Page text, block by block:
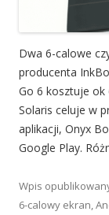
Dwa 6-calowe
producenta
Go 6 kosztuje ok
Solaris celuje w
aplikacji, Onyx
Google Play.
Wpis
6-calowy ekran,